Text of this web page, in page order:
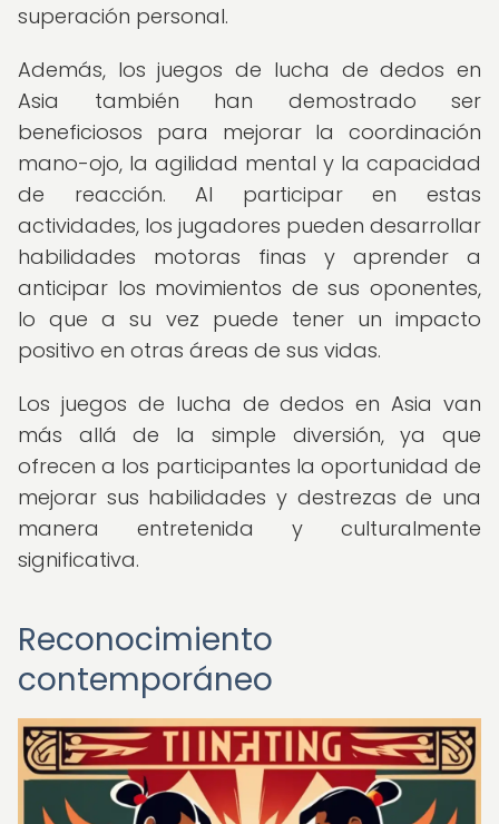
superación personal.
Además, los juegos de lucha de dedos en
Asia también han demostrado ser
beneficiosos para mejorar la coordinación
mano-ojo, la agilidad mental y la capacidad
de reacción. Al participar en estas
actividades, los jugadores pueden desarrollar
habilidades motoras finas y aprender a
anticipar los movimientos de sus oponentes,
lo que a su vez puede tener un impacto
positivo en otras áreas de sus vidas.
Los juegos de lucha de dedos en Asia van
más allá de la simple diversión, ya que
ofrecen a los participantes la oportunidad de
mejorar sus habilidades y destrezas de una
manera entretenida y culturalmente
significativa.
Reconocimiento
contemporáneo